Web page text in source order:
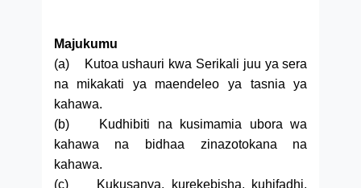
Majukumu
(a) Kutoa ushauri kwa Serikali juu ya sera
na mikakati ya maendeleo ya tasnia ya
kahawa.
(b) Kudhibiti na kusimamia ubora wa
kahawa na bidhaa zinazotokana na
kahawa.
(c) Kukusanya, kurekebisha, kuhifadhi,